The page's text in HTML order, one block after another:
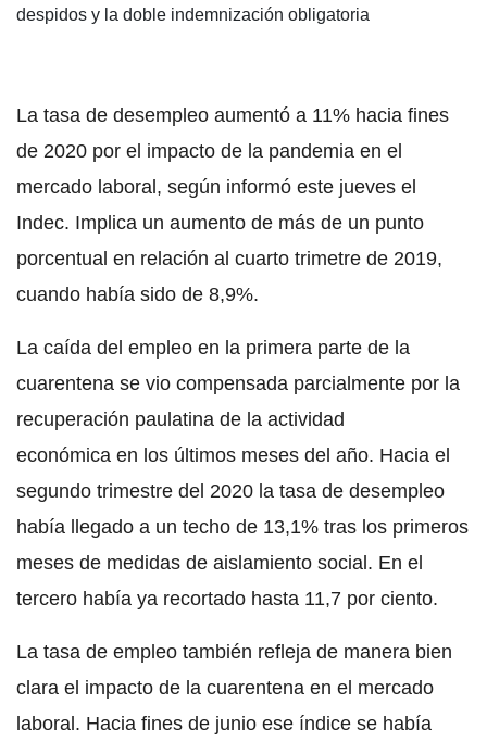
despidos y la doble indemnización obligatoria
La tasa de desempleo aumentó a 11% hacia fines
de 2020 por el impacto de la pandemia en el
mercado laboral, según informó este jueves el
Indec. Implica un aumento de más de un punto
porcentual en relación al cuarto trimetre de 2019,
cuando había sido de 8,9%.
La caída del empleo en la primera parte de la
cuarentena se vio compensada parcialmente por la
recuperación paulatina de la actividad
económica en los últimos meses del año. Hacia el
segundo trimestre del 2020 la tasa de desempleo
había llegado a un techo de 13,1% tras los primeros
meses de medidas de aislamiento social. En el
tercero había ya recortado hasta 11,7 por ciento.
La tasa de empleo también refleja de manera bien
clara el impacto de la cuarentena en el mercado
laboral. Hacia fines de junio ese índice se había